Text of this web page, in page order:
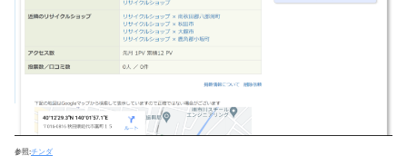
参照:チンダ